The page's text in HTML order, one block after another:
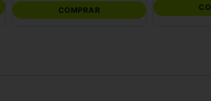
COMPRAR